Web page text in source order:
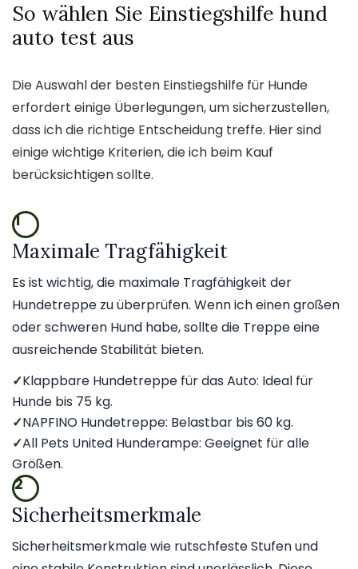
So wählen Sie Einstiegshilfe hund
auto test aus
Die Auswahl der besten Einstiegshilfe für Hunde
erfordert einige Überlegungen, um sicherzustellen,
dass ich die richtige Entscheidung treffe. Hier sind
einige wichtige Kriterien, die ich beim Kauf
berücksichtigen sollte.
1
Maximale Tragfähigkeit
Es ist wichtig, die maximale Tragfähigkeit der
Hundetreppe zu überprüfen. Wenn ich einen großen
oder schweren Hund habe, sollte die Treppe eine
ausreichende Stabilität bieten.
✓Klappbare Hundetreppe für das Auto: Ideal für
Hunde bis 75 kg.
✓NAPFINO Hundetreppe: Belastbar bis 60 kg.
✓All Pets United Hunderampe: Geeignet für alle
Größen.
2
Sicherheitsmerkmale
Sicherheitsmerkmale wie rutschfeste Stufen und